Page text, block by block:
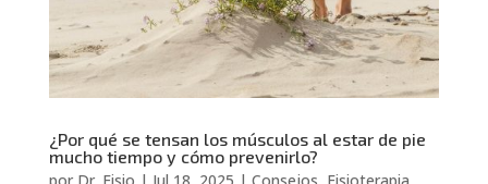
¿Por qué se tensan los músculos al estar de pie
mucho tiempo y cómo prevenirlo?